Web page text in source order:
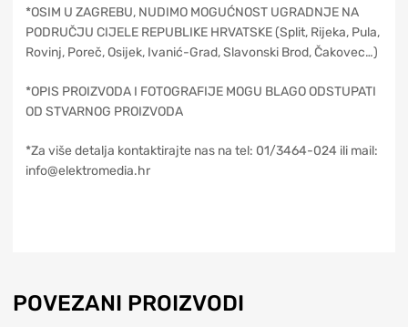
*OSIM U ZAGREBU, NUDIMO MOGUĆNOST UGRADNJE NA
PODRUČJU CIJELE REPUBLIKE HRVATSKE (Split, Rijeka, Pula,
Rovinj, Poreč, Osijek, Ivanić-Grad, Slavonski Brod, Čakovec…)
*OPIS PROIZVODA I FOTOGRAFIJE MOGU BLAGO ODSTUPATI
OD STVARNOG PROIZVODA
*Za više detalja kontaktirajte nas na tel: 01/3464-024 ili mail:
info@elektromedia.hr
POVEZANI PROIZVODI